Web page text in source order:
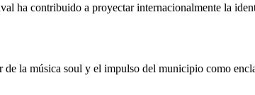
ha contribuido a proyectar internacionalmente la
la música soul y el impulso del municipio como